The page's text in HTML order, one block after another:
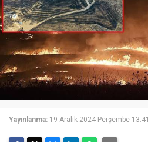
Yayınlanma: 19 Aralık 2024 Perşembe 13:41